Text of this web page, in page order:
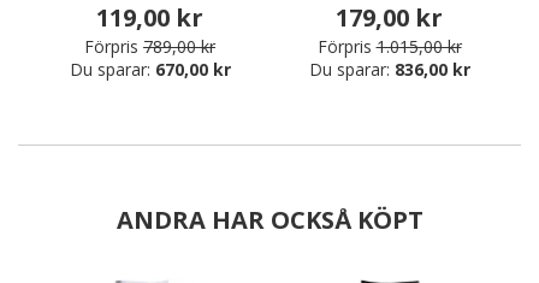
119,00 kr
Förpris 789,00 kr
Du sparar: 670,00 kr
179,00 kr
Förpris 1.015,00 kr
Du sparar: 836,00 kr
ANDRA HAR OCKSÅ KÖPT